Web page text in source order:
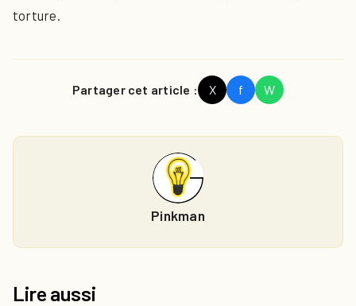
torture.
Partager cet article : X f W
Pinkman
Lire aussi